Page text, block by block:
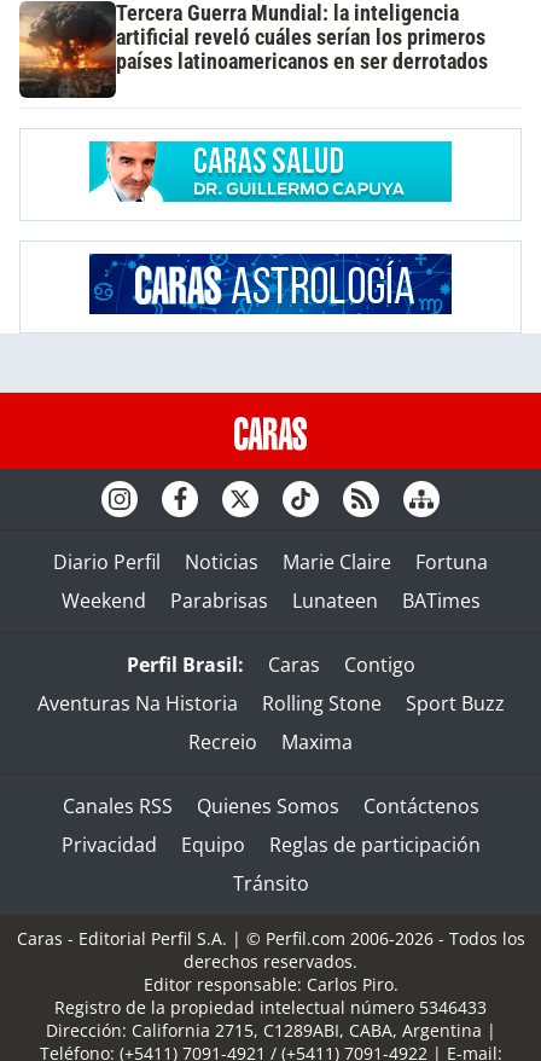
Tercera Guerra Mundial: la inteligencia
artificial reveló cuáles serían los primeros
países latinoamericanos en ser derrotados
Diario Perfil Noticias Marie Claire
Fortuna
Weekend
Parabrisas Lunateen BATimes
Perfil Brasil: Caras
Contigo
Aventuras Na Historia
Rolling Stone
Sport Buzz
Recreio
Maxima
Canales RSS Quienes Somos
Contáctenos
Privacidad
Equipo
Reglas de participación
Tránsito
Caras - Editorial Perfil S.A. | © Perfil.com 2006-2026 - Todos los
derechos reservados.
Editor responsable: Carlos Piro.
Registro de la propiedad intelectual número 5346433
Dirección: California 2715, C1289ABI, CABA, Argentina |
Teléfono: (+5411) 7091-4921 / (+5411) 7091-4922 | E-mail: